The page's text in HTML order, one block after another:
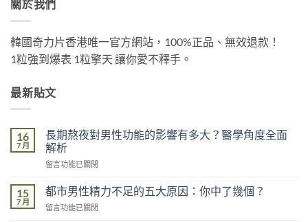
關於我們
韓國奇力片香港唯一官方網站，100%正品、無效退款！
1粒強到爆表 1粒擎天 讓你愛不釋手。
最新貼文
16
7 月
長期熬夜對男性功能的影響有多大？醫學角度全面
解析
在
期
熬
夜
留言功能已關閉
15
7 月
都市男性精力不足的五大原因：你中了幾個？
在
留言功能已關閉